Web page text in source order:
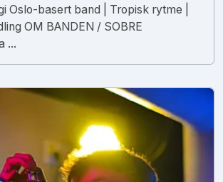
Oslo-basert band | Tropisk rytme |
OM BANDEN / SOBRE
...